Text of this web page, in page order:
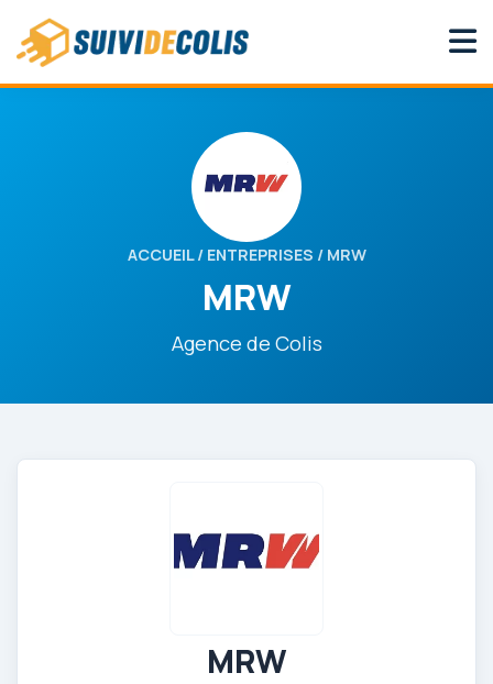
ACCUEIL/ ENTREPRISES / MRW
MRW
Agence de Colis
MRW